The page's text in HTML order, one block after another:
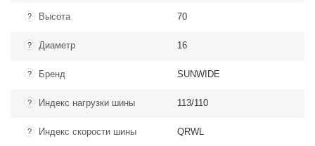
? Высота 70
? Диаметр 16
? Бренд SUNWIDE
? Индекс нагрузки шины 113/110
? Индекс скорости шины QRWL